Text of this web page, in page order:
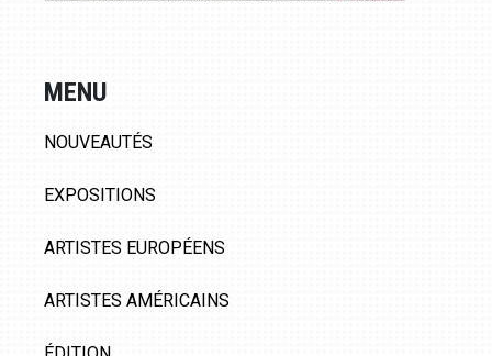
MENU
NOUVEAUTÉS
EXPOSITIONS
ARTISTES EUROPÉENS
ARTISTES AMÉRICAINS